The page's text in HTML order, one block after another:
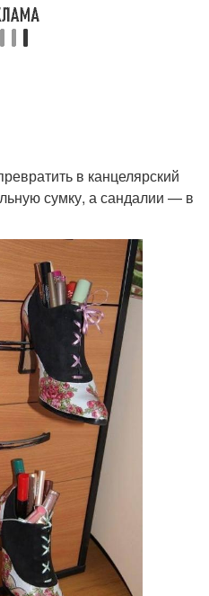
в канцелярский
сумку, а сандалии — в